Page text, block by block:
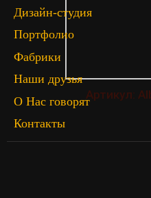
Дизайн-студия
Портфолио
Фабрики
Наши друзья
О Нас говорят
Контакты
Артикул: